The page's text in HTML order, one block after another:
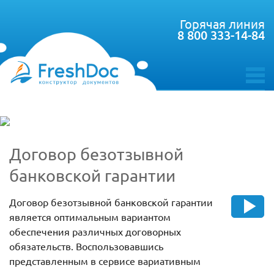
toggle
Горячая линия
8 800 333-14-84
Договор безотзывной
банковской гарантии
Договор безотзывной банковской гарантии
является оптимальным вариантом
обеспечения различных договорных
обязательств. Воспользовавшись
представленным в сервисе вариативным